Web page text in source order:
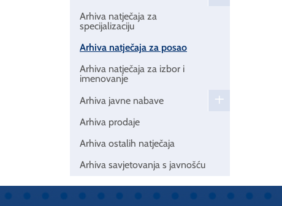
Arhiva natječaja za
specijalizaciju
Arhiva natječaja za posao
Arhiva natječaja za izbor i
imenovanje
Arhiva javne nabave
Arhiva prodaje
Arhiva ostalih natječaja
Arhiva savjetovanja s javnošću